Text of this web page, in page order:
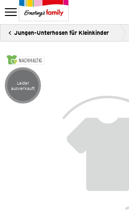
Jungen-Unterhosen für Kleinkinder
NACHHALTIG
Artikel leider ausverkauft
Leider
ausverkauft